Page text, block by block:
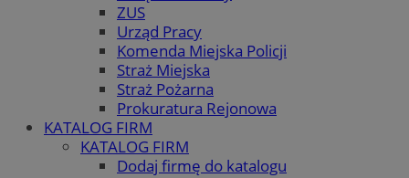
ZUS
Urząd Pracy
Komenda Miejska Policji
Straż Miejska
Straż Pożarna
Prokuratura Rejonowa
KATALOG FIRM
KATALOG FIRM
Dodaj firmę do katalogu